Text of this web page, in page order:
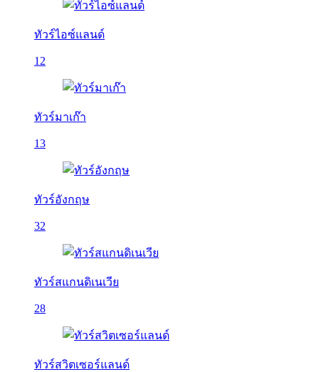
ทัวร์ไอซ์แลนด์
12
ทัวร์มาเก๊า
13
ทัวร์อังกฤษ
32
ทัวร์สแกนดิเนเวีย
28
ทัวร์สวิตเซอร์แลนด์